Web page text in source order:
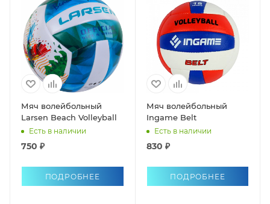
Мяч волейбольный
Larsen Beach Volleyball
Есть в наличии
750 ₽
ПОДРОБНЕЕ
Мяч волейбольный
Ingame Belt
Есть в наличии
830 ₽
ПОДРОБНЕЕ